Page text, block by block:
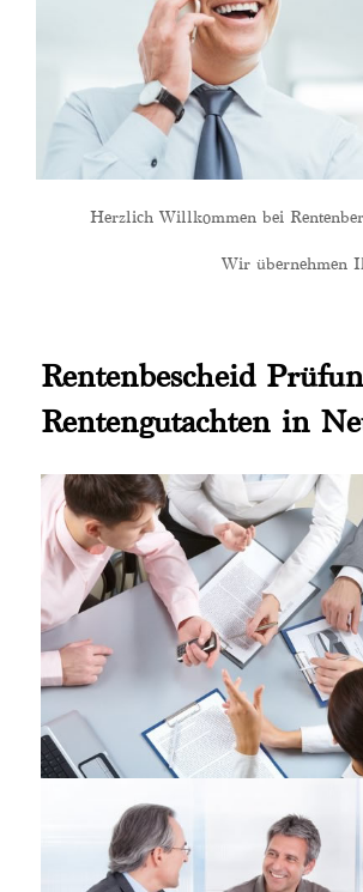
Herzlich Willkommen bei
Wir übernehmen
Rentenbescheid
Rentengutachten in